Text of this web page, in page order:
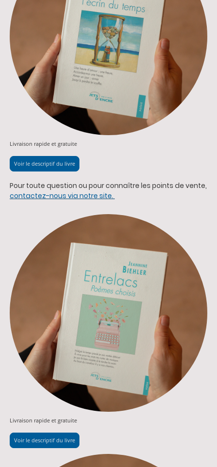
Livraison rapide et gratuite
Voir le descriptif du livre
Pour toute question ou pour connaître les points de vente,
contactez-nous via notre site.
Livraison rapide et gratuite
Voir le descriptif du livre